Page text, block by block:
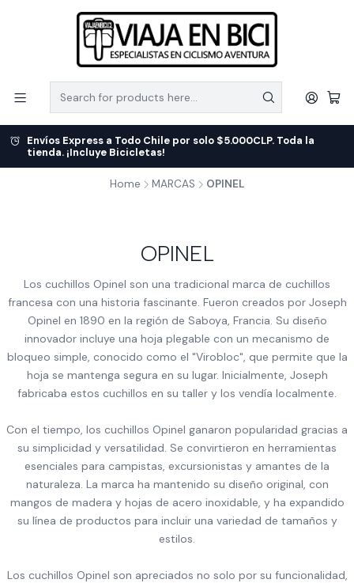
Envíos Express a Todo Chile por solo $5.000CLP. Toda la
tienda. ¡Incluye Bicicletas!
Home MARCAS OPINEL
OPINEL
Los cuchillos Opinel son una tradicional marca de cuchillos
francesa con una historia fascinante. Fueron creados por Joseph
Opinel en 1890 en la región de Saboya, Francia. Su diseño
innovador incluye una hoja plegable con un mecanismo de
bloqueo simple, conocido como el "Virobloc", que permite que la
hoja se mantenga segura en su lugar. Inicialmente, Joseph
fabricaba estos cuchillos en su taller y los vendía localmente.
Con el tiempo, los cuchillos Opinel ganaron popularidad gracias a
su simplicidad y versatilidad. Se convirtieron en herramientas
esenciales para campistas, excursionistas y amantes de la
naturaleza. La marca ha mantenido su diseño original, con
mangos de madera y hojas de acero inoxidable, y ha expandido
su línea de productos para incluir una variedad de tamaños y
estilos.
Los cuchillos Opinel son apreciados no solo por su funcionalidad,